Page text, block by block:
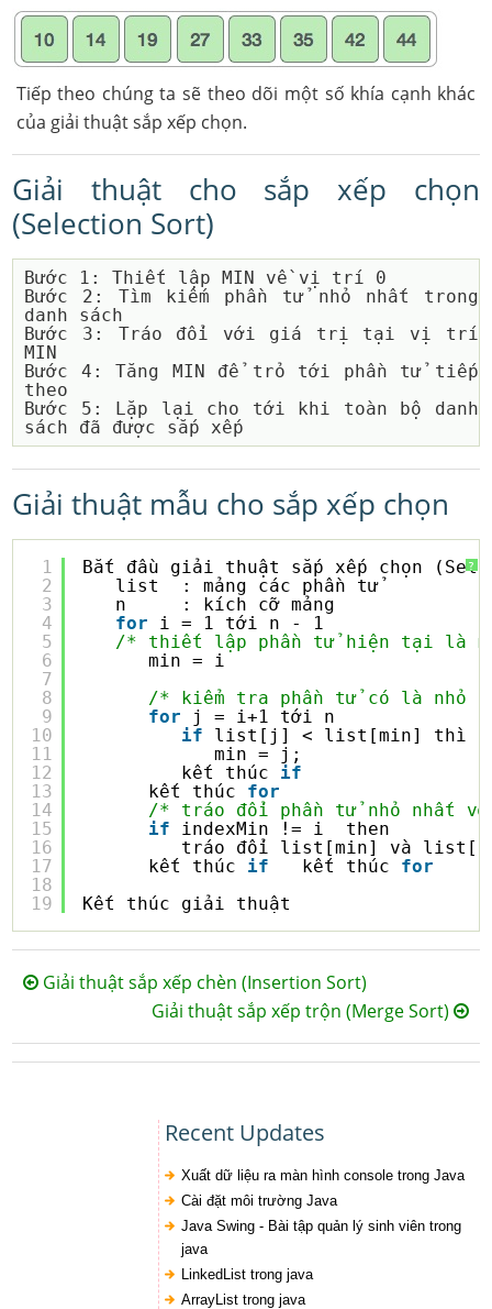
Tiếp theo chúng ta sẽ theo dõi một số khía cạnh khác
của giải thuật sắp xếp chọn.
Giải thuật cho sắp xếp chọn
(Selection Sort)
Bước 1: Thiết lập MIN về vị trí 0
Bước 2: Tìm kiếm phần tử nhỏ nhất trong
danh sách
Bước 3: Tráo đổi với giá trị tại vị trí
MIN
Bước 4: Tăng MIN để trỏ tới phần tử tiếp
theo
Bước 5: Lặp lại cho tới khi toàn bộ danh
Giải thuật mẫu cho sắp xếp chọn
?
1
2
3
4
5
6
7
8
9
10
11
12
13
14
15
16
17
18
19
Bắt đầu giải thuật sắp xếp chọn
list  : mảng các phần tử
n     : kích cỡ mảng
for
i = 1 tới n - 1
/* thiết lập phần tử hiện tại là
min = i
/* kiểm tra phần tử có là nhỏ
for
j = i+1 tới n
if
list[j] < list[min] thì
min = j;
kết thúc if
kết thúc for
/* tráo đổi phần tử nhỏ nhất
if
indexMin != i  then
tráo đổi list[min] và
kết thúc if kết thúc for
Kết thúc giải thuật
Giải thuật sắp xếp chèn (Insertion Sort)
Giải thuật sắp xếp trộn (Merge Sort)
Recent Updates
Xuất dữ liệu ra màn hình console trong Java
Cài đặt môi trường Java
Java Swing - Bài tập quản lý sinh viên trong
java
LinkedList trong java
ArrayList trong java